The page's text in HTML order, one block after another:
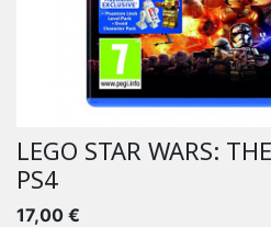
LEGO STAR WARS:
PS4
17,00 €